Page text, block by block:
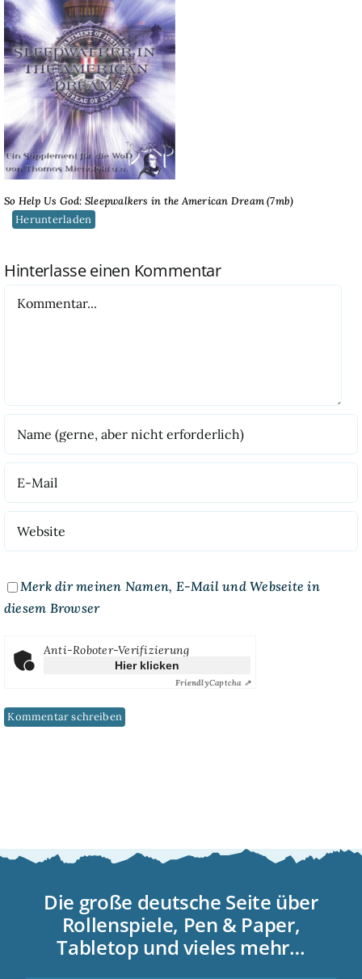
So Help Us God: Sleepwalkers in the American Dream (7mb)
Herunterladen
Hinterlasse einen Kommentar
Merk dir meinen Namen, E-Mail und Webseite in
diesem Browser
Anti-Roboter-Verifizierung
Hier klicken
FriendlyCaptcha ⇗
Die große deutsche Seite über
Rollenspiele, Pen & Paper,
Tabletop und vieles mehr…